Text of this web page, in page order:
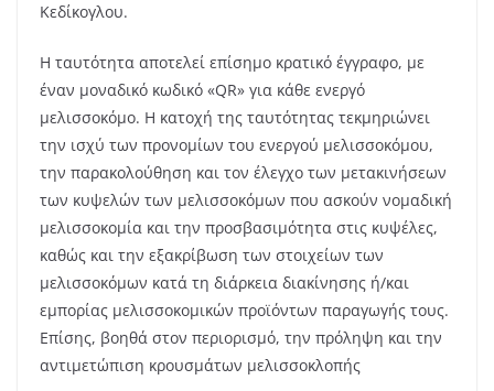
Κεδίκογλου.
Η ταυτότητα αποτελεί επίσημο κρατικό έγγραφο, με
έναν μοναδικό κωδικό «QR» για κάθε ενεργό
μελισσοκόμο. Η κατοχή της ταυτότητας τεκμηριώνει
την ισχύ των προνομίων του ενεργού μελισσοκόμου,
την παρακολούθηση και τον έλεγχο των μετακινήσεων
των κυψελών των μελισσοκόμων που ασκούν νομαδική
μελισσοκομία και την προσβασιμότητα στις κυψέλες,
καθώς και την εξακρίβωση των στοιχείων των
μελισσοκόμων κατά τη διάρκεια διακίνησης ή/και
εμπορίας μελισσοκομικών προϊόντων παραγωγής τους.
Επίσης, βοηθά στον περιορισμό, την πρόληψη και την
αντιμετώπιση κρουσμάτων μελισσοκλοπής